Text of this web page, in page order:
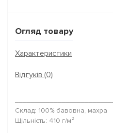
Огляд товару
Характеристики
Відгуків (0)
Склад: 100% бавовна, махра
Щільність: 410 г/м²